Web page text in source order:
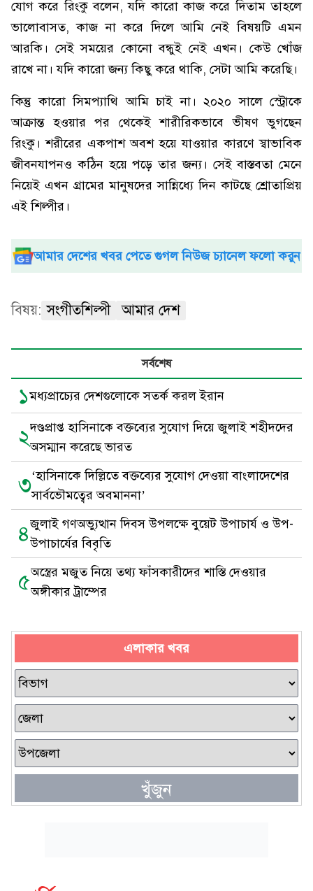
যোগ করে রিংকু বলেন, যদি কারো কাজ করে দিতাম তাহলে
ভালোবাসত, কাজ না করে দিলে আমি নেই বিষয়টি এমন
আরকি। সেই সময়ের কোনো বন্ধুই নেই এখন। কেউ খোঁজ
রাখে না। যদি কারো জন্য কিছু করে থাকি, সেটা আমি করেছি।
কিন্তু কারো সিমপ্যাথি আমি চাই না। ২০২০ সালে স্ট্রোকে
আক্রান্ত হওয়ার পর থেকেই শারীরিকভাবে ভীষণ ভুগছেন
রিংকু। শরীরের একপাশ অবশ হয়ে যাওয়ার কারণে স্বাভাবিক
জীবনযাপনও কঠিন হয়ে পড়ে তার জন্য। সেই বাস্তবতা মেনে
নিয়েই এখন গ্রামের মানুষদের সান্নিধ্যে দিন কাটছে শ্রোতাপ্রিয়
এই শিল্পীর।
আমার দেশের খবর পেতে গুগল নিউজ চ্যানেল ফলো করুন
বিষয়: সংগীতশিল্পী আমার দেশ
সর্বশেষ
১মধ্যপ্রাচ্যের দেশগুলোকে সতর্ক করল ইরান
২দণ্ডপ্রাপ্ত হাসিনাকে বক্তব্যের সুযোগ দিয়ে জুলাই শহীদদের
অসম্মান করেছে ভারত
৩‘হাসিনাকে দিল্লিতে বক্তব্যের সুযোগ দেওয়া বাংলাদেশের
সার্বভৌমত্বের অবমাননা’
৪জুলাই গণঅভ্যুত্থান দিবস উপলক্ষে বুয়েট উপাচার্য ও উপ-
উপাচার্যের বিবৃতি
৫অস্ত্রের মজুত নিয়ে তথ্য ফাঁসকারীদের শাস্তি দেওয়ার
অঙ্গীকার ট্রাম্পের
এলাকার খবর
খুঁজুন